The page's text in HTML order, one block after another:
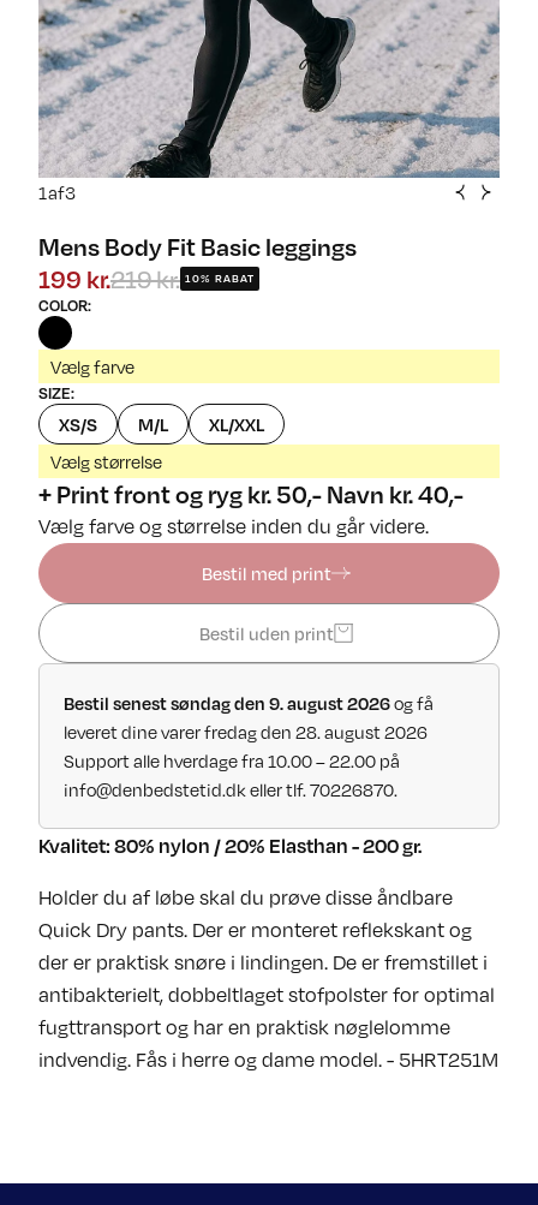
1af3
Mens Body Fit Basic leggings
199 kr.219 kr. 10% RABAT
COLOR:
Vælg farve
SIZE:
XS/S M/L
XL/XXL
Vælg størrelse
+ Print front og ryg kr. 50,- Navn kr. 40,-
Vælg farve og størrelse inden du går videre.
Bestil med print
Bestil uden print
Bestil senest søndag den 9. august 2026og få
leveret dine varer fredag den 28. august 2026
Support alle hverdage fra 10.00 – 22.00 på
info@denbedstetid.dk eller tlf. 70226870.
Kvalitet: 80% nylon / 20% Elasthan - 200 gr.
Holder du af løbe skal du prøve disse åndbare
Quick Dry pants. Der er monteret reflekskant og
der er praktisk snøre i lindingen. De er fremstillet i
antibakterielt, dobbeltlaget stofpolster for optimal
fugttransport og har en praktisk nøglelomme
indvendig. Fås i herre og dame model. - 5HRT251M